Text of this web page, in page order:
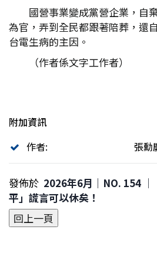
國營事業變成黨營企業，自
為官，弄到全民都跟著陪葬，還
台電生病的主因。
（作者係文字工作者）
附加資訊
作者:
張勳
發佈於 2026年6月｜NO. 154 │
平」謊言可以休矣！